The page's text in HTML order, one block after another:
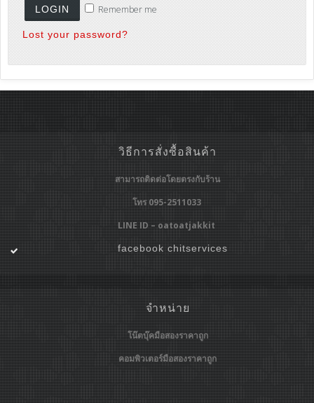
Remember me
Lost your password?
วิธีการสั่งซื้อสินค้า
สามารถติดต่อโดยตรงกับร้าน
โทร 095-2511033
LINE ID – oatoatjakkit
facebook chitservices
จำหน่าย
โน๊ตบุ๊คมือสองราคาถูก
คอมพิวเตอร์มือสองราคาถูก